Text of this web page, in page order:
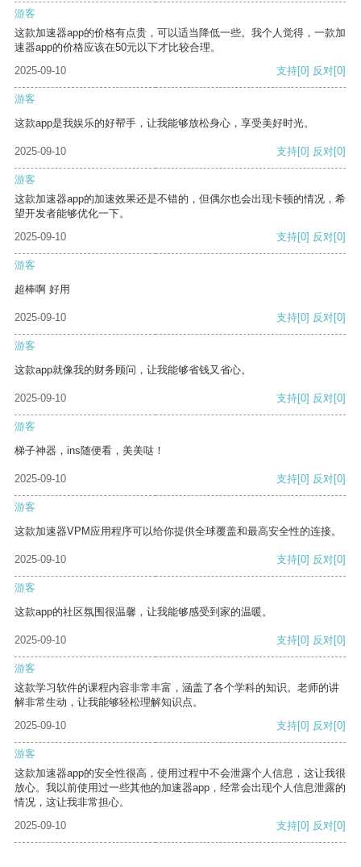
游客
这款加速器app的价格有点贵，可以适当降低一些。我个人觉得，一款加
速器app的价格应该在50元以下才比较合理。
2025-09-10
支持[0] 反对[0]
游客
这款app是我娱乐的好帮手，让我能够放松身心，享受美好时光。
2025-09-10 支持[0] 反对[0]
游客
这款加速器app的加速效果还是不错的，但偶尔也会出现卡顿的情况，希
望开发者能够优化一下。
2025-09-10
支持[0] 反对[0]
游客
超棒啊 好用
2025-09-10 支持[0] 反对[0]
游客
这款app就像我的财务顾问，让我能够省钱又省心。
2025-09-10 支持[0] 反对[0]
游客
梯子神器，ins随便看，美美哒！
2025-09-10 支持[0] 反对[0]
游客
这款加速器VPM应用程序可以给你提供全球覆盖和最高安全性的连接。
2025-09-10 支持[0] 反对[0]
游客
这款app的社区氛围很温馨，让我能够感受到家的温暖。
2025-09-10 支持[0] 反对[0]
游客
这款学习软件的课程内容非常丰富，涵盖了各个学科的知识。老师的讲
解非常生动，让我能够轻松理解知识点。
2025-09-10
支持[0] 反对[0]
游客
这款加速器app的安全性很高，使用过程中不会泄露个人信息，这让我很
放心。我以前使用过一些其他的加速器app，经常会出现个人信息泄露的
情况，这让我非常担心。
2025-09-10
支持[0] 反对[0]